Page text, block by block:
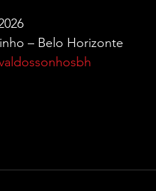
– Belo Horizonte